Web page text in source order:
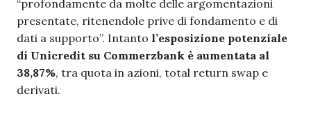
“profondamente da molte delle argomentazioni
presentate, ritenendole prive di fondamento e di
dati a supporto”. Intanto l’esposizione potenziale
di Unicredit su Commerzbank è aumentata al
38,87%, tra quota in azioni, total return swap e
derivati.